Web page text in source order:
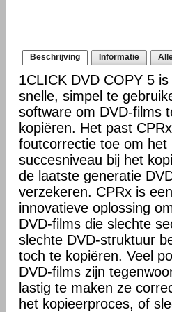
Beschrijving Informatie
1CLICK DVD COPY 5 is
snelle, simpel te
software om DVD-films
kopiëren. Het past CPRx
foutcorrectie toe om het
succesniveau bij het
de laatste generatie
verzekeren. CPRx is
innovatieve oplossing
DVD-films die slechte
slechte DVD-struktuur
toch te kopiëren. Veel
DVD-films zijn
lastig te maken ze
het kopieerproces, of